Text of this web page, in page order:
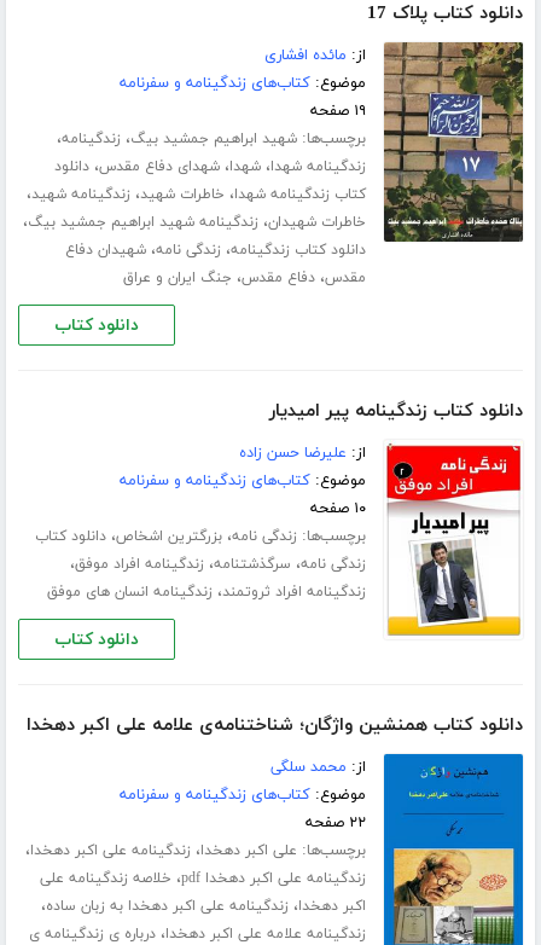
دانلود کتاب پلاک 17
از: مائده افشاری
موضوع:کتاب‌های زندگینامه و سفرنامه
۱۹ صفحه
برچسب‌ها:شهید ابراهیم جمشید بیگ، زندگینامه،
زندگینامه شهدا،شهدا،شهدای دفاع مقدس،دانلود
کتاب زندگینامه شهدا، خاطرات شهید، زندگینامه شهید،
خاطرات شهیدان، زندگینامه شهید ابراهیم جمشید بیگ،
دانلود کتاب زندگینامه، زندگی نامه،شهیدان دفاع
مقدس،دفاع مقدس، جنگ ایران و عراق
دانلود کتاب
دانلود کتاب زندگینامه پیر امیدیار
از: علیرضا حسن زاده
موضوع:کتاب‌های زندگینامه و سفرنامه
۱۰ صفحه
برچسب‌ها: زندگی نامه،بزرگترین اشخاص،دانلود کتاب
زندگی نامه، سرگذشتنامه، زندگینامه افراد موفق،
زندگینامه افراد ثروتمند، زندگینامه انسان های موفق
دانلود کتاب
دانلود کتاب همنشین واژگان؛ شناختنامه‌ی علامه علی اکبر دهخدا
از: محمد سلگی
موضوع:کتاب‌های زندگینامه و سفرنامه
۲۲ صفحه
برچسب‌ها: علی اکبر دهخدا، زندگینامه علی اکبر دهخدا،
زندگینامه علی اکبر دهخدا pdf ، خلاصه زندگینامه علی
اکبر دهخدا، زندگینامه علی اکبر دهخدا به زبان ساده،
زندگینامه علامه علی اکبر دهخدا،درباره ی زندگینامه ی